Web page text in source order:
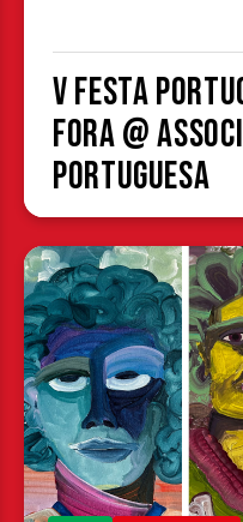
V Festa
Fora @
Portuguesa